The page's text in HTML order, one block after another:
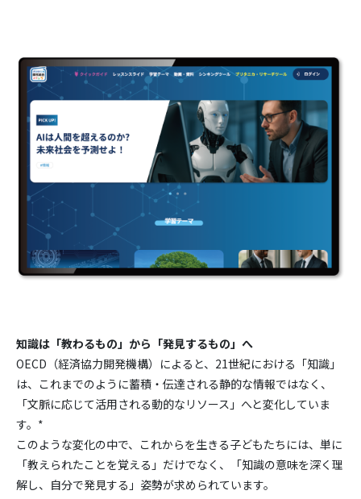
知識は「教わるもの」から「発見するもの」へ
OECD（経済協力開発機構）によると、21世紀における「知識」
は、これまでのように蓄積・伝達される静的な情報ではなく、
「文脈に応じて活用される動的なリソース」へと変化していま
す。*
このような変化の中で、これからを生きる子どもたちには、単に
「教えられたことを覚える」だけでなく、「知識の意味を深く理
解し、自分で発見する」姿勢が求められています。